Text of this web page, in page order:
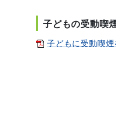
子どもの受動喫
子どもに受動喫
問合
電 話